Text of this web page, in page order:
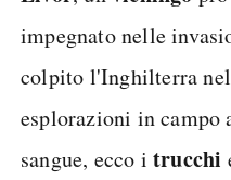
impegnato nelle
colpito l'Inghilterra
esplorazioni in
sangue, ecco i trucchi